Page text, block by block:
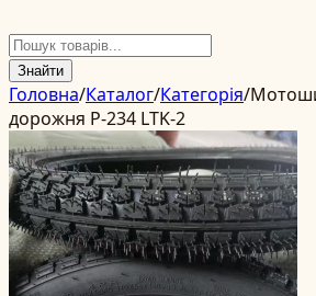
Знайти
Головна/Каталог/Категорія/
дорожня P-234 LTK-2